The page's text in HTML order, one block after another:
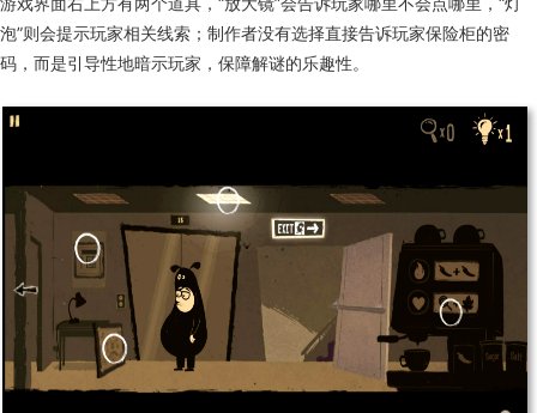
泡”则会提示玩家相关线索；制作者没有选择直接告诉玩家保险柜的密
码，而是引导性地暗示玩家，保障解谜的乐趣性。